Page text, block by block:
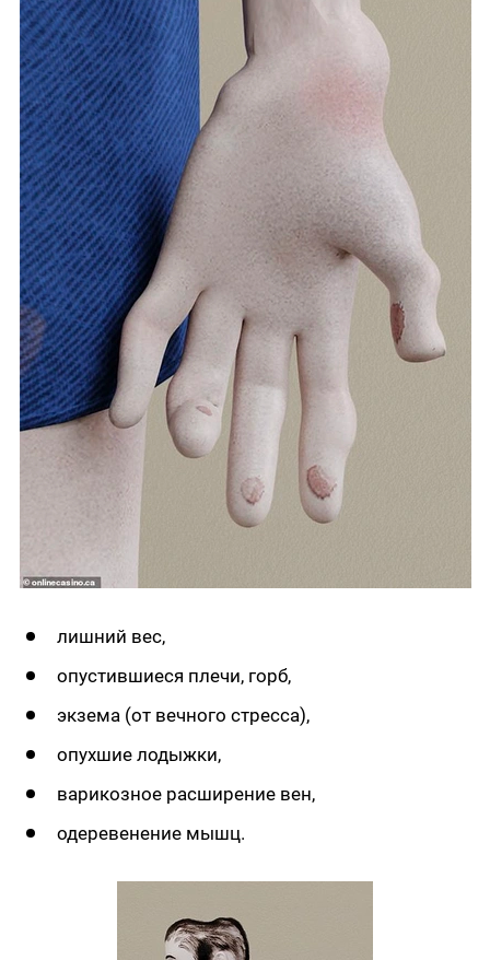
лишний вес,
опустившиеся плечи, горб,
экзема (от вечного стресса),
опухшие лодыжки,
варикозное расширение вен,
одеревенение мышц.